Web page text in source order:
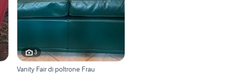
3
Vanity Fair di poltrone Frau